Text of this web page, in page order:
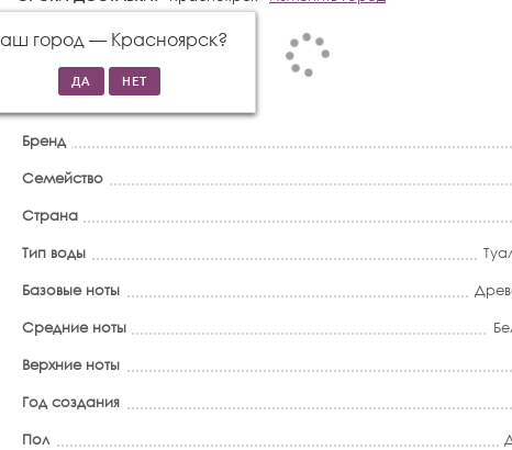
город — Красноярск?
Бренд
Семейство
Страна
Тип воды
Базовые ноты
Средние ноты
Верхние ноты
Год создания
Пол